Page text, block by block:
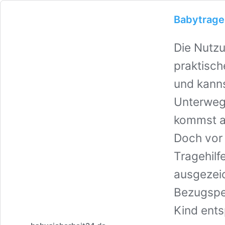
Babytrage
Die
und
kommst
Doch
Kind